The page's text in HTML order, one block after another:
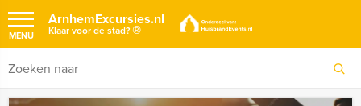
ArnhemExcursies.nl
Klaar voor de stad?®
MENU